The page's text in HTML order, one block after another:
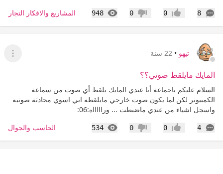
8
التعليقات إعجاب0 عدم إعجاب
0
948
المشاهدات المشاريع والافكار
تيهو • 22 سنة
عرض
المايك مايلقط صوتي؟؟
السلام عليكم ياجماعة أنا عندي المايك يلقط أي صوت من سماعة
الكمبيوتر لكن لما يكون صوت خارجي مايلقطه ابي اسوي محادثة صوتيه
واسجل اشياء من عندي ماضبطت ... وراااااه:06:
4
التعليقات إعجاب0 عدم إعجاب
0
534
المشاهدات الحاسب والجوال